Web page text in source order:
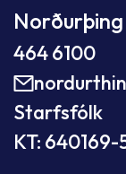
Norðurþing
464 6100
Starfsfólk
KT: 640169-